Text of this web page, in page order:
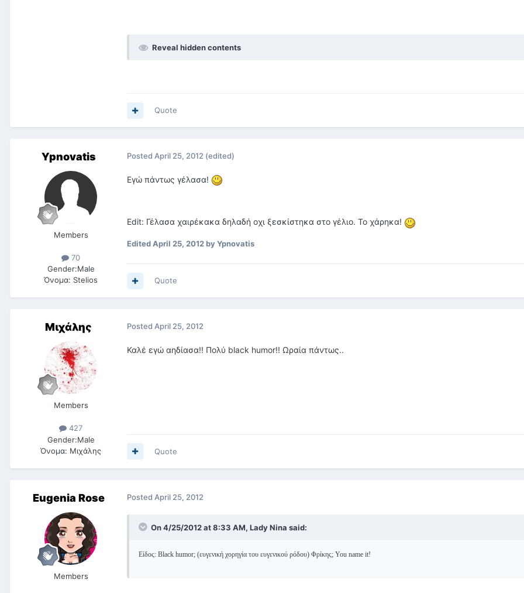
Reveal hidden contents
Quote
Ypnovatis
Members
70
Gender:Male
Όνομα: Stelios
Posted April 25, 2012 (edited)
Εγώ πάντως γέλασα!
Edit: Γέλασα χαιρέκακα δηλαδή οχι ξεσκίστηκα στο γέλιο. Το χάρηκα!
EditedApril 25, 2012by Ypnovatis
Quote
Μιχάλης
Members
427
Gender:Male
Όνομα: Μιχάλης
Posted April 25, 2012
Καλέ εγώ αηδίασα!! Πολύ black humor!! Ωραία πάντως..
Quote
Eugenia Rose
Members
Posted April 25, 2012
On 4/25/2012 at 8:33 AM, Lady Nina said:
Είδος: Black humor; (ευγενική χορηγία του ευγενικού ρόδου) Φρίκης; You name it!